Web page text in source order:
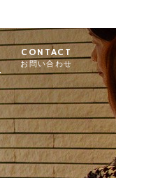
CONTACT
お問い合わせ